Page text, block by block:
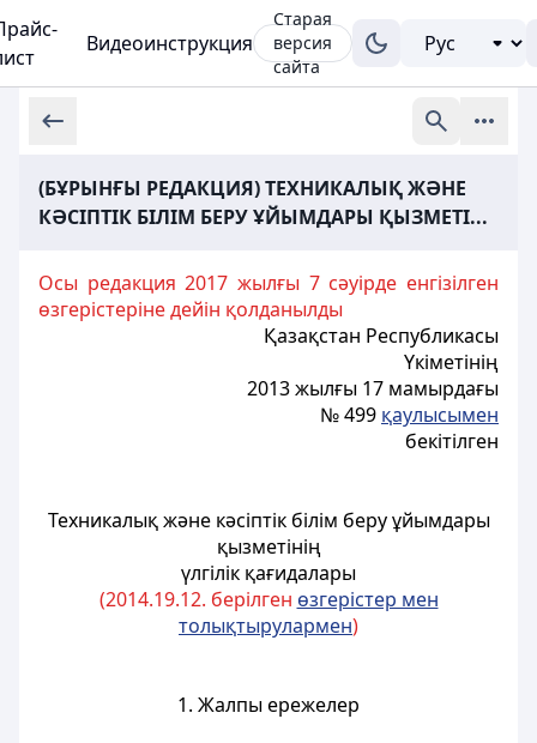
Видеоинструкция
Старая
версия
сайта
(БҰРЫНҒЫ РЕДАКЦИЯ) ТЕХНИКАЛЫҚ ЖӘНЕ
КӘСІПТІК БІЛІМ БЕРУ ҰЙЫМДАРЫ ҚЫЗМЕТІ...
Осы редакция 2017 жылғы 7 сәуірде енгізілген
өзгерістеріне дейін қолданылды
Қазақстан Республикасы
Үкіметінің
2013 жылғы 17 мамырдағы
№ 499 қаулысымен
бекітілген
Техникалық және кәсіптік білім беру ұйымдары
қызметінің
үлгілік қағидалары
(2014.19.12. берілген өзгерістер мен
толықтырулармен)
1. Жалпы ережелер